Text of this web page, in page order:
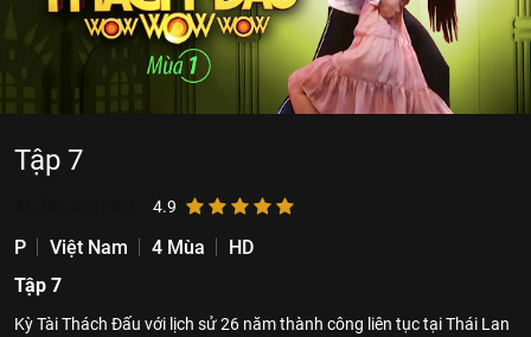
Tập 7
4.9
P Việt Nam 4 Mùa
HD
Tập 7
Kỳ Tài Thách Đấu với lịch sử 26 năm thành công liên tục tại Thái Lan